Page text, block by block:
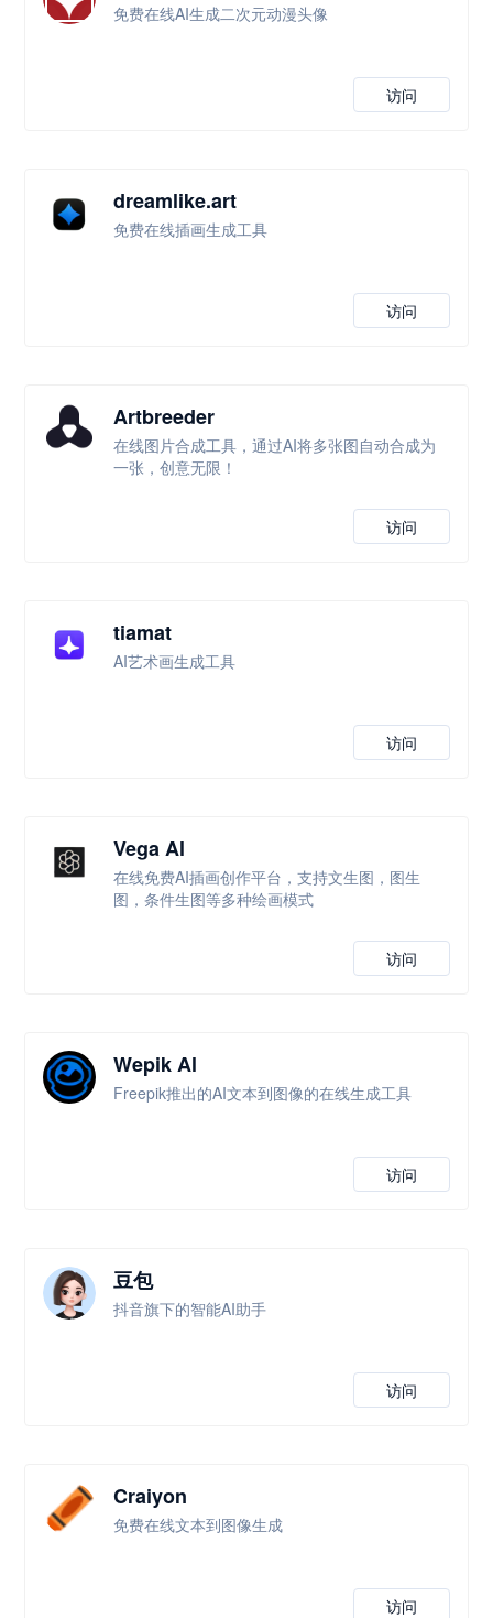
免费在线AI生成二次元动漫头像
访问
dreamlike.art
免费在线插画生成工具
访问
Artbreeder
在线图片合成工具，通过AI将多张图自动合成为
一张，创意无限！
访问
tiamat
AI艺术画生成工具
访问
Vega Al
在线免费AI插画创作平台，支持文生图，图生
图，条件生图等多种绘画模式
访问
Wepik Al
Freepik推出的AI文本到图像的在线生成工具
访问
豆包
抖音旗下的智能AI助手
访问
Craiyon
免费在线文本到图像生成
访问